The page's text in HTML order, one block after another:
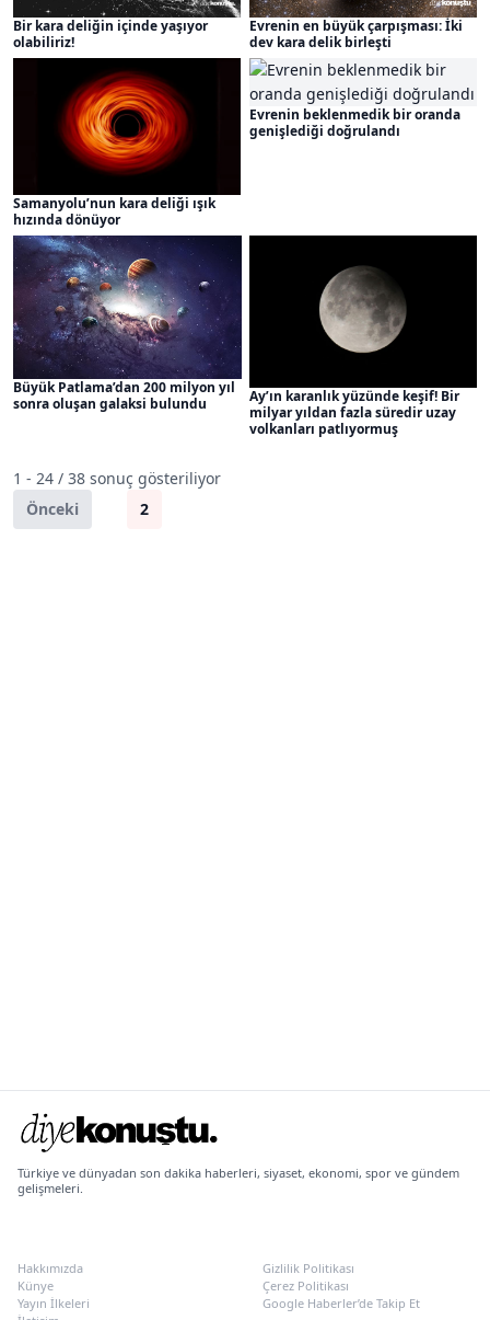
Bir kara deliğin içinde yaşıyor
olabiliriz!
Evrenin en büyük çarpışması: İki
dev kara delik birleşti
Samanyolu’nun kara deliği ışık
hızında dönüyor
Evrenin beklenmedik bir oranda
genişlediği doğrulandı
Büyük Patlama’dan 200 milyon yıl
sonra oluşan galaksi bulundu
Ay’ın karanlık yüzünde keşif! Bir
milyar yıldan fazla süredir uzay
volkanları patlıyormuş
1 - 24 / 38 sonuç gösteriliyor
Önceki
2
Türkiye ve dünyadan son dakika haberleri, siyaset, ekonomi, spor ve gündem
gelişmeleri.
Hakkımızda
Künye
Yayın İlkeleri
Gizlilik Politikası
Çerez Politikası
Google Haberler’de Takip Et